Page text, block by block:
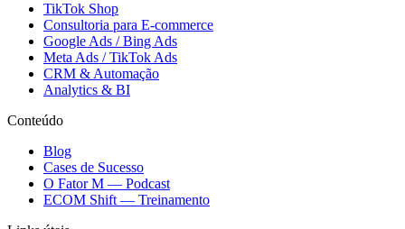
TikTok Shop
Consultoria para E-commerce
Google Ads / Bing Ads
Meta Ads / TikTok Ads
CRM & Automação
Analytics & BI
Conteúdo
Blog
Cases de Sucesso
O Fator M — Podcast
ECOM Shift — Treinamento